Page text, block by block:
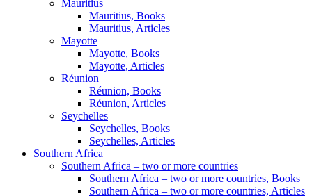
Mauritius
Mauritius, Books
Mauritius, Articles
Mayotte
Mayotte, Books
Mayotte, Articles
Réunion
Réunion, Books
Réunion, Articles
Seychelles
Seychelles, Books
Seychelles, Articles
Southern Africa
Southern Africa – two or more countries
Southern Africa – two or more countries, Books
Southern Africa – two or more countries, Articles